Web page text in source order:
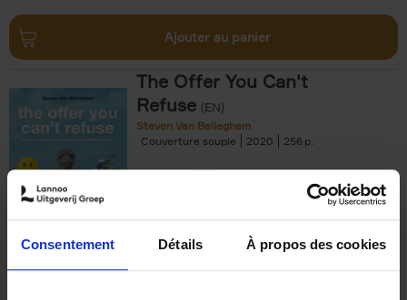
Consentement Détails À propos des cookies
Ajouter au panier
The Offer You Can't
Refuse (EN)
Steven Van Belleghem
Couverture souple
2020 256
€37,50